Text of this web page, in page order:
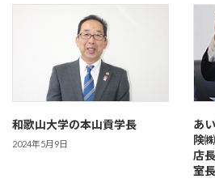
和歌山大学の本山貢学長
2024年5月9日
あ
険
店
室長